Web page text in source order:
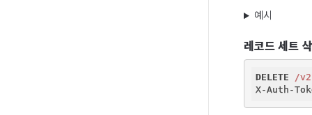
예시
레코드 세트
DELETE /